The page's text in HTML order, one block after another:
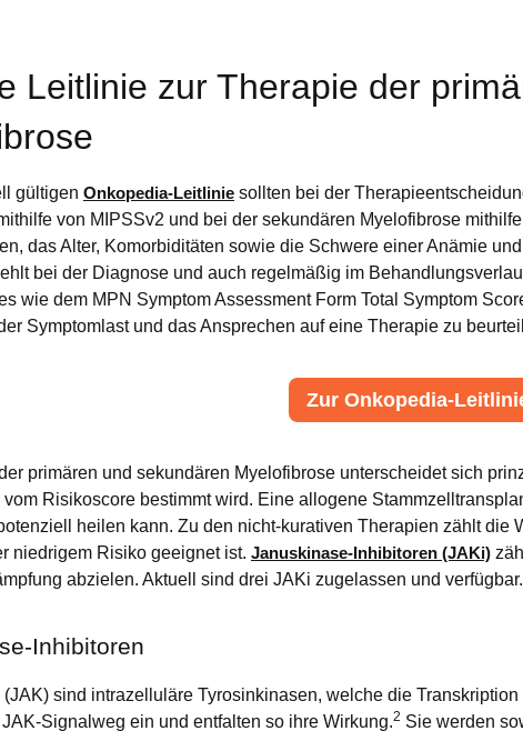
Leitlinie zur Therapie der
gültigen Onkopedia-Leitlinie sollten bei der
von MIPSSv2 und bei der sekundären Myelofibrose
das Alter, Komorbiditäten sowie die Schwere einer Anämie
bei der Diagnose und auch regelmäßig im
wie dem MPN Symptom Assessment Form Total Symptom
Symptomlast und das Ansprechen auf eine Therapie zu
Zur Onkopedia-
primären und sekundären Myelofibrose unterscheidet sich
vom Risikoscore bestimmt wird. Eine allogene
heilen kann. Zu den nicht-kurativen Therapien zählt die
niedrigem Risiko geeignet ist. Januskinase-Inhibitoren (JAKi)
abzielen. Aktuell sind drei JAKi zugelassen und verfügbar.
Inhibitoren
sind intrazelluläre Tyrosinkinasen, welche die
Signalweg ein und entfalten so ihre Wirkung.2 Sie werden